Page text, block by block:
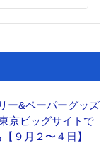
ー&ペーパーグッズ
京ビッグサイトで
９月２〜４日】